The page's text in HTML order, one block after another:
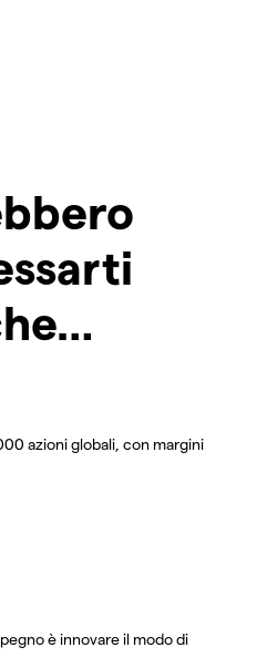
azioni globali, con margini
è innovare il modo di